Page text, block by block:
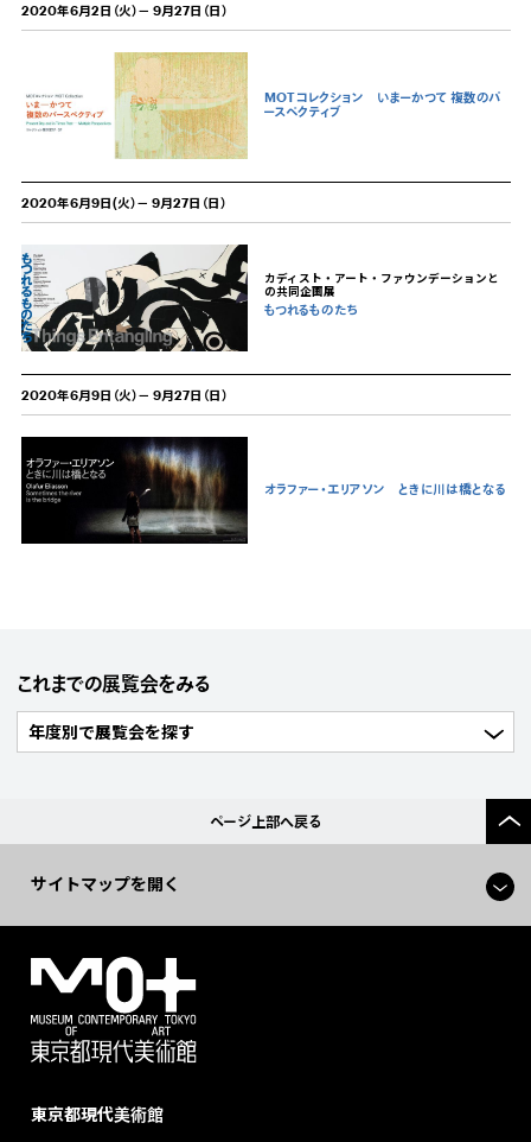
2020年6月2日（火）－ 9月27日（日）
MOTコレクション いまーかつて 複数のパ
ースペクティブ
2020年6月9日(火）－ 9月27日（日）
カディスト・アート・ファウンデーションと
の共同企画展
もつれるものたち
2020年6月9日（火）－ 9月27日（日）
オラファー・エリアソン ときに川は橋となる
これまでの展覧会をみる
ページ上部へ戻る
サイトマップを開く
東京都現代美術館